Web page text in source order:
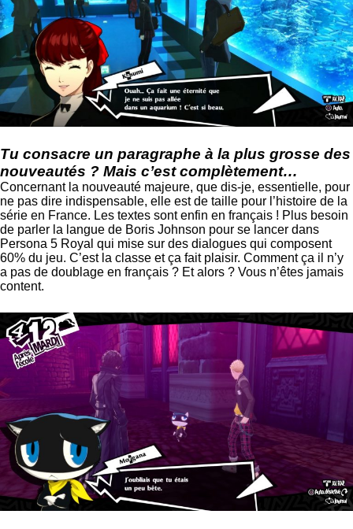
Tu consacre un paragraphe à la plus grosse des
nouveautés ? Mais c’est complètement…
Concernant la nouveauté majeure, que dis-je, essentielle, pour
ne pas dire indispensable, elle est de taille pour l’histoire de la
série en France. Les textes sont enfin en français ! Plus besoin
de parler la langue de Boris Johnson pour se lancer dans
Persona 5 Royal qui mise sur des dialogues qui composent
60% du jeu. C’est la classe et ça fait plaisir. Comment ça il n’y
a pas de doublage en français ? Et alors ? Vous n’êtes jamais
content.